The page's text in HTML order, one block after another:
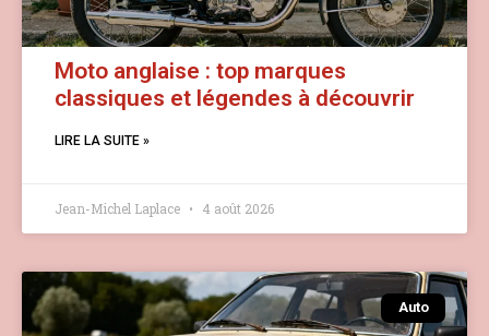
Moto anglaise : top marques
classiques et légendes à découvrir
LIRE LA SUITE »
Jean-Michel Laplace 4 août 2026
Auto